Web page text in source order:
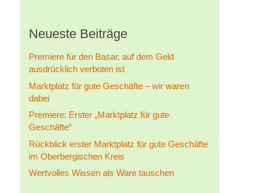
Neueste Beiträge
Premiere für den Basar, auf dem Geld
ausdrücklich verboten ist
Marktplatz für gute Geschäfte – wir waren
dabei
Premiere: Erster „Marktplatz für gute
Geschäfte“
Rückblick erster Marktplatz für gute Geschäfte
im Oberbergischen Kreis
Wertvolles Wissen als Ware tauschen